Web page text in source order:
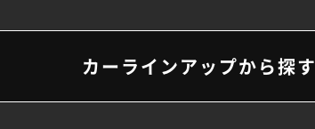
カーラインアップから探す